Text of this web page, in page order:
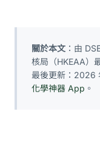
關於本文 ：由
核局（HKEAA）
最後更新：2026
化學神器 App 。